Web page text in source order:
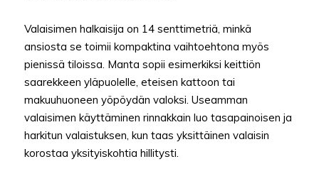
Valaisimen halkaisija on 14 senttimetriä, minkä
ansiosta se toimii kompaktina vaihtoehtona myös
pienissä tiloissa. Manta sopii esimerkiksi keittiön
saarekkeen yläpuolelle, eteisen kattoon tai
makuuhuoneen yöpöydän valoksi. Useamman
valaisimen käyttäminen rinnakkain luo tasapainoisen ja
harkitun valaistuksen, kun taas yksittäinen valaisin
korostaa yksityiskohtia hillitysti.